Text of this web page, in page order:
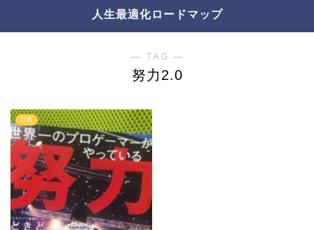
人生最適化ロードマップ
― TAG ―
努力2.0
読書